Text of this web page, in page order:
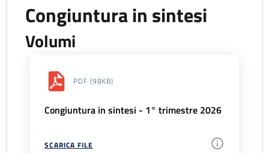
Congiuntura in sintesi
Volumi
PDF (98KB)
Congiuntura in sintesi - 1° trimestre 2026
SCARICA FILE